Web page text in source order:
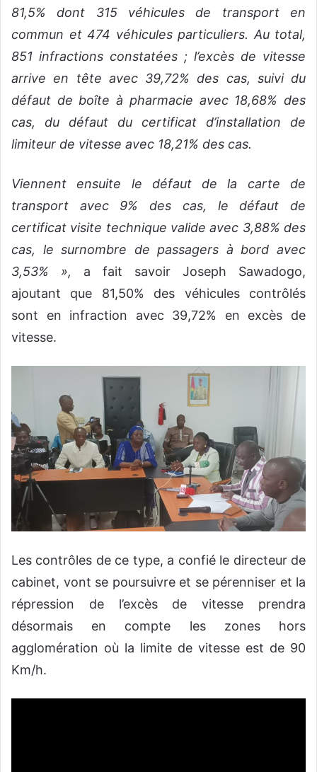
81,5% dont 315 véhicules de transport en
commun et 474 véhicules particuliers. Au total,
851 infractions constatées ; l’excès de vitesse
arrive en tête avec 39,72% des cas, suivi du
défaut de boîte à pharmacie avec 18,68% des
cas, du défaut du certificat d’installation de
limiteur de vitesse avec 18,21% des cas.
Viennent ensuite le défaut de la carte de
transport avec 9% des cas, le défaut de
certificat visite technique valide avec 3,88% des
cas, le surnombre de passagers à bord avec
3,53% », a fait savoir Joseph Sawadogo,
ajoutant que 81,50% des véhicules contrôlés
sont en infraction avec 39,72% en excès de
vitesse.
Les contrôles de ce type, a confié le directeur de
cabinet, vont se poursuivre et se pérenniser et la
répression de l’excès de vitesse prendra
désormais en compte les zones hors
agglomération où la limite de vitesse est de 90
Km/h.